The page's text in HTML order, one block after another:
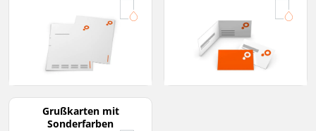
Grußkarten mit
Sonderfarben